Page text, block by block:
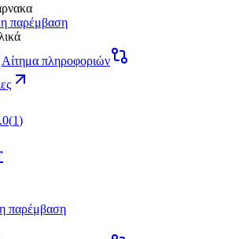
παρέμβαση
Αίτημα πληροφοριών
(1)
παρέμβαση